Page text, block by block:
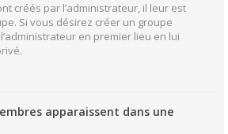
créés par l’administrateur, il leur est
Si vous désirez créer un groupe
en premier lieu en lui
apparaissent dans une